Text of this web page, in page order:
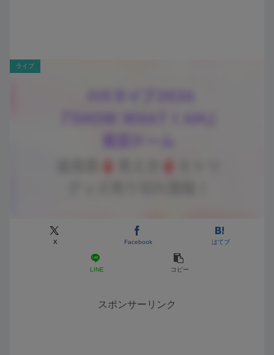
ライブ
X Facebook はてブ
LINE コピー
スポンサーリンク